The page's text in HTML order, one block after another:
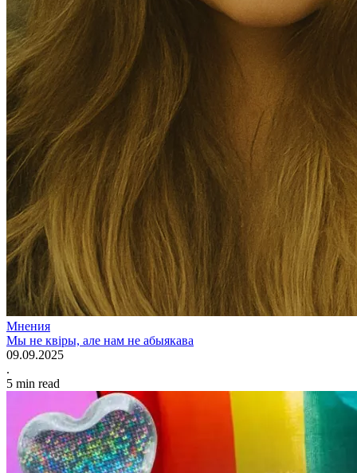
Мнения
Мы не квіры, але нам не абыякава
09.09.2025
.
5 min read